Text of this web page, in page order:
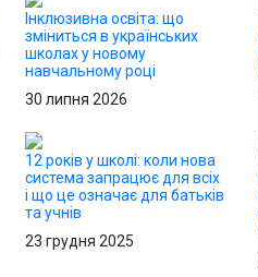
Інклюзивна освіта: що
зміниться в українських
школах у новому
навчальному році
30 липня 2026
12 років у школі: коли нова
система запрацює для всіх
і що це означає для батьків
та учнів
23 грудня 2025